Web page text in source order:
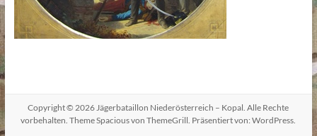
Copyright © 2026 Jägerbataillon Niederösterreich – Kopal . Alle Rechte
vorbehalten. ThemeSpaciousvon ThemeGrill. Präsentiert von:WordPress